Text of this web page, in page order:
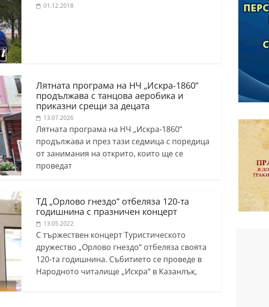
01.12.2018
Лятната програма на НЧ „Искра-1860“
продължава с танцова аеробика и
приказни срещи за децата
13.07.2026
Лятната програма на НЧ „Искра-1860“
продължава и през тази седмица с поредица
от занимания на открито, които ще се
проведат
ТД „Орлово гнездо“ отбеляза 120-та
годишнина с празничен концерт
13.05.2022
С тържествен концерт Туристическото
дружество „Орлово гнездо“ отбеляза своята
120-та годишнина. Събитието се проведе в
Народното читалище „Искра“ в Казанлък,